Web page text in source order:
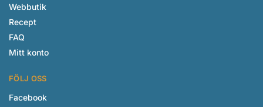
Webbutik
Recept
FAQ
Mitt konto
FÖLJ OSS
Facebook